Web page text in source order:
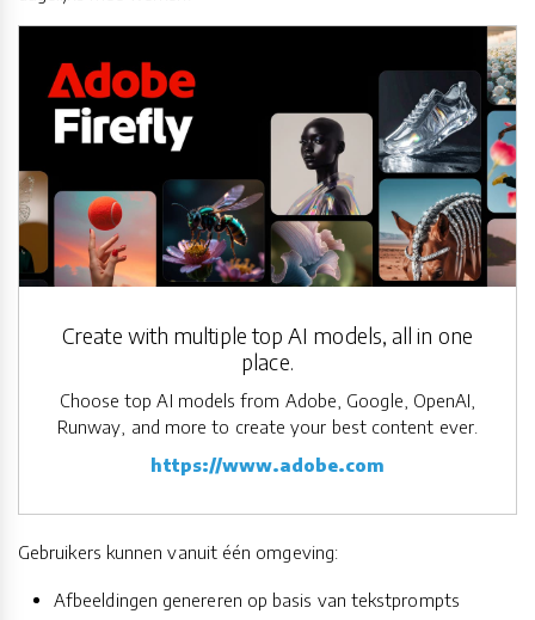
Create with multiple top AI models, all in one
place.
Choose top AI models from Adobe, Google, OpenAI,
Runway, and more to create your best content ever.
https://www.adobe.com
Gebruikers kunnen vanuit één omgeving:
Afbeeldingen genereren op basis van tekstprompts